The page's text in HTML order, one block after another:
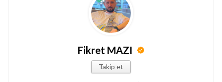
Fikret MAZI
Takip et